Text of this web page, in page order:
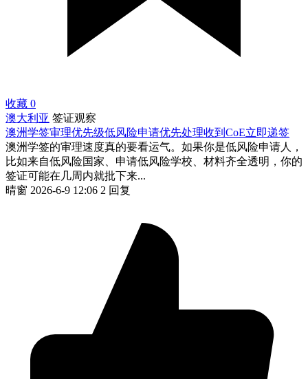
收藏 0
澳大利亚 签证观察
澳洲学签审理优先级低风险申请优先处理收到CoE立即递签
澳洲学签的审理速度真的要看运气。如果你是低风险申请人，
比如来自低风险国家、申请低风险学校、材料齐全透明，你的
签证可能在几周内就批下来...
晴窗 2026-6-9 12:06 2 回复